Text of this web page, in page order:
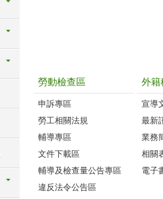
勞動檢查區
申訴專區
勞工相關法規
輔導專區
文件下載區
輔導及檢查量公告專區
違反法令公告區
外籍
宣導
最新
業務
相關
電子